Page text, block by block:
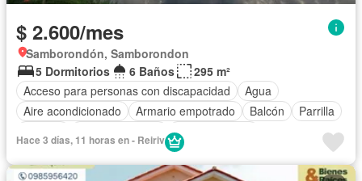
$ 2.600/mes
Samborondón, Samborondon
5 Dormitorios
6 Baños
295 m²
Acceso para personas con discapacidad
Agua
Aire acondicionado
Armario empotrado Balcón
Parrilla
Cocina integral
Cuarto de servicio
Estacionamiento
Gimnasio Garita de guardianía
Jardín
Hace 3 días, 11 horas en - Reiriv